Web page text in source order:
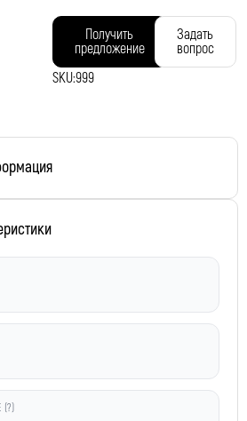
Получить
предложение
Задать
вопрос
SKU:999